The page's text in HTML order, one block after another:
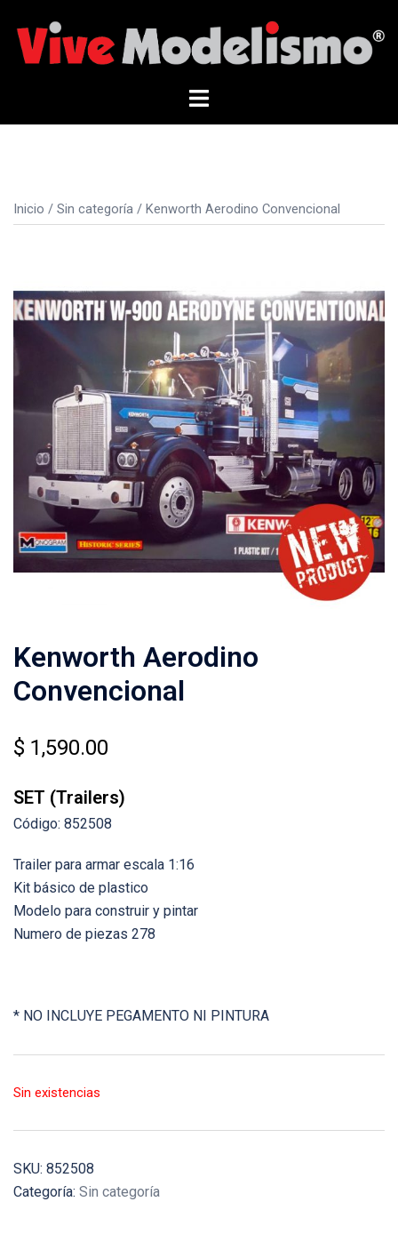
contenido
Alternar
Inicio / Sin categoría / Kenworth Aerodino Convencional
Kenworth Aerodino
Convencional
$ 1,590.00
SET (Trailers)
Código: 852508
Trailer para armar escala 1:16
Kit básico de plastico
Modelo para construir y pintar
Numero de piezas 278
* NO INCLUYE PEGAMENTO NI PINTURA
Sin existencias
SKU: 852508
Categoría: Sin categoría